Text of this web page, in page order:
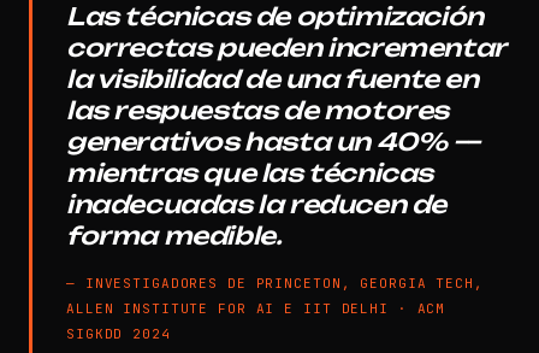
Las técnicas de optimización
correctas pueden incrementar
la visibilidad de una fuente en
las respuestas de motores
generativos hasta un 40% —
mientras que las técnicas
inadecuadas la reducen de
forma medible.
— INVESTIGADORES DE PRINCETON, GEORGIA TECH,
ALLEN INSTITUTE FOR AI E IIT DELHI · ACM
SIGKDD 2024